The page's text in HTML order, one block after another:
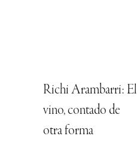
Richi Arambarri: El
vino, contado de
otra forma